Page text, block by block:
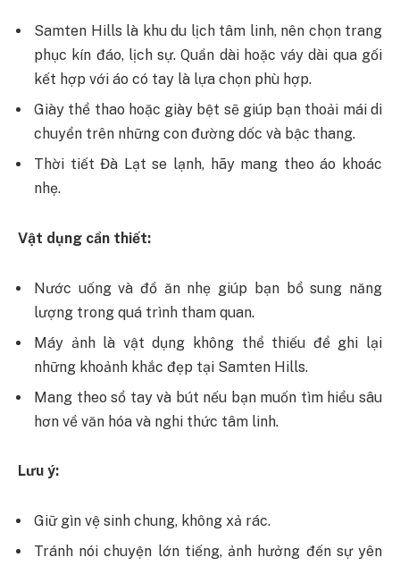
Samten Hills là khu du lịch tâm linh, nên chọn trang
phục kín đáo, lịch sự. Quần dài hoặc váy dài qua gối
kết hợp với áo có tay là lựa chọn phù hợp.
Giày thể thao hoặc giày bệt sẽ giúp bạn thoải mái di
chuyển trên những con đường dốc và bậc thang.
Thời tiết Đà Lạt se lạnh, hãy mang theo áo khoác
nhẹ.
Vật dụng cần thiết:
Nước uống và đồ ăn nhẹ giúp bạn bổ sung năng
lượng trong quá trình tham quan.
Máy ảnh là vật dụng không thể thiếu để ghi lại
những khoảnh khắc đẹp tại Samten Hills.
Mang theo sổ tay và bút nếu bạn muốn tìm hiểu sâu
hơn về văn hóa và nghi thức tâm linh.
Lưu ý:
Giữ gìn vệ sinh chung, không xả rác.
Tránh nói chuyện lớn tiếng, ảnh hưởng đến sự yên